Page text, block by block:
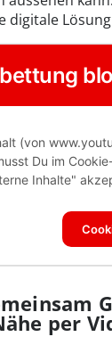
digitale
per